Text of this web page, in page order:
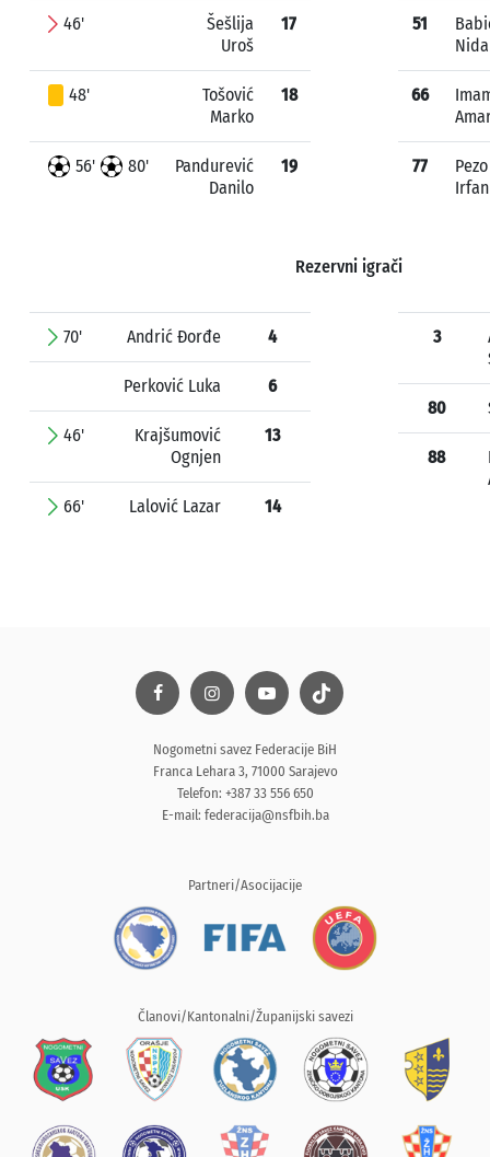
46'
Šešlija
Uroš
17
48'
Tošović
Marko
18
56' 80'
Pandurević
Danilo
19
51
66
77
Pezo
Irfan
Rezervni igrači
70' Andrić Đorđe 4
Perković Luka 6
46'
Krajšumović
Ognjen
13
66' Lalović Lazar 14
3
80
88
Nogometni savez Federacije BiH
Franca Lehara 3, 71000 Sarajevo
Telefon: +387 33 556 650
E-mail: federacija@nsfbih.ba
Partneri/Asocijacije
Članovi/Kantonalni/Županijski savezi